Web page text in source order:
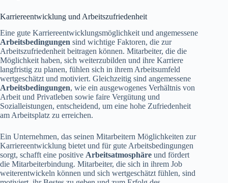
Karriereentwicklung und Arbeitszufriedenheit
Eine gute Karriereentwicklungsmöglichkeit und angemessene
Arbeitsbedingungen sind wichtige Faktoren, die zur
Arbeitszufriedenheit beitragen können. Mitarbeiter, die die
Möglichkeit haben, sich weiterzubilden und ihre Karriere
langfristig zu planen, fühlen sich in ihrem Arbeitsumfeld
wertgeschätzt und motiviert. Gleichzeitig sind angemessene
Arbeitsbedingungen, wie ein ausgewogenes Verhältnis von
Arbeit und Privatleben sowie faire Vergütung und
Sozialleistungen, entscheidend, um eine hohe Zufriedenheit
am Arbeitsplatz zu erreichen.
Ein Unternehmen, das seinen Mitarbeitern Möglichkeiten zur
Karriereentwicklung bietet und für gute Arbeitsbedingungen
sorgt, schafft eine positive Arbeitsatmosphäre und fördert
die Mitarbeiterbindung. Mitarbeiter, die sich in ihrem Job
weiterentwickeln können und sich wertgeschätzt fühlen, sind